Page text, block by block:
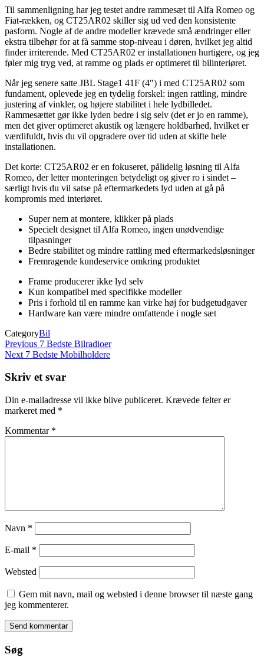
Til sammenligning har jeg testet andre rammesæt til Alfa Romeo og
Fiat-rækken, og CT25AR02 skiller sig ud ved den konsistente
pasform. Nogle af de andre modeller krævede små ændringer eller
ekstra tilbehør for at få samme stop-niveau i døren, hvilket jeg altid
finder irriterende. Med CT25AR02 er installationen hurtigere, og jeg
føler mig tryg ved, at ramme og plads er optimeret til bilinteriøret.
Når jeg senere satte JBL Stage1 41F (4″) i med CT25AR02 som
fundament, oplevede jeg en tydelig forskel: ingen rattling, mindre
justering af vinkler, og højere stabilitet i hele lydbilledet.
Rammesættet gør ikke lyden bedre i sig selv (det er jo en ramme),
men det giver optimeret akustik og længere holdbarhed, hvilket er
værdifuldt, hvis du vil opgradere over tid uden at skifte hele
installationen.
Det korte: CT25AR02 er en fokuseret, pålidelig løsning til Alfa
Romeo, der letter monteringen betydeligt og giver ro i sindet –
særligt hvis du vil satse på eftermarkedets lyd uden at gå på
kompromis med interiøret.
Super nem at montere, klikker på plads
Specielt designet til Alfa Romeo, ingen unødvendige
tilpasninger
Bedre stabilitet og mindre rattling med eftermarkedsløsninger
Fremragende kundeservice omkring produktet
Frame producerer ikke lyd selv
Kun kompatibel med specifikke modeller
Pris i forhold til en ramme kan virke høj for budgetudgaver
Hardware kan være mindre omfattende i nogle sæt
CategoryBil
Indlægsnavigation
Previous
Post
Previous 7 Bedste Bilradioer
Next
Next 7 Bedste Mobilholdere
Skriv et svar
Din e-mailadresse vil ikke blive publiceret. Krævede felter er
markeret med *
Kommentar *
Navn *
E-mail *
Websted
Gem mit navn, mail og websted i denne browser til næste gang
jeg kommenterer.
Søg